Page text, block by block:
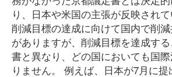
り、日本や米国の主張が反映され
削減目標の達成に向けて国内で削
がありますが、削減目標を達成す
書と異なり、どの国においても国
りません。 例えば、日本が7月に